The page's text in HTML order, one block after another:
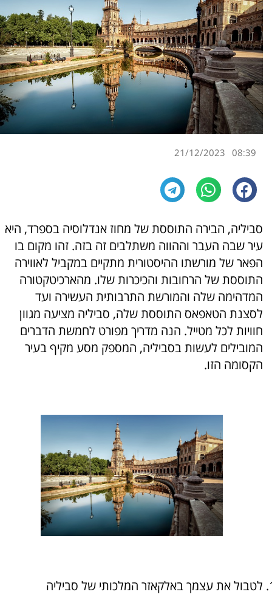
08:39
21/12/2023
סביליה, הבירה התוססת של מחוז אנדלוסיה בספרד, היא
עיר שבה העבר וההווה משתלבים זה בזה. זהו מקום בו
הפאר של מורשתו ההיסטורית מתקיים במקביל לאווירה
התוססת של הרחובות והכיכרות שלו. מהארכיטקטורה
המדהימה שלה והמורשת התרבותית העשירה ועד
לסצנת הטאפאס התוססת שלה, סביליה מציעה מגוון
חוויות לכל מטייל. הנה מדריך מפורט לחמשת הדברים
המובילים לעשות בסביליה, המספק מסע מקיף בעיר
הקסומה הזו.
לטבול את עצמך באלקאזר המלכותי של סביליה